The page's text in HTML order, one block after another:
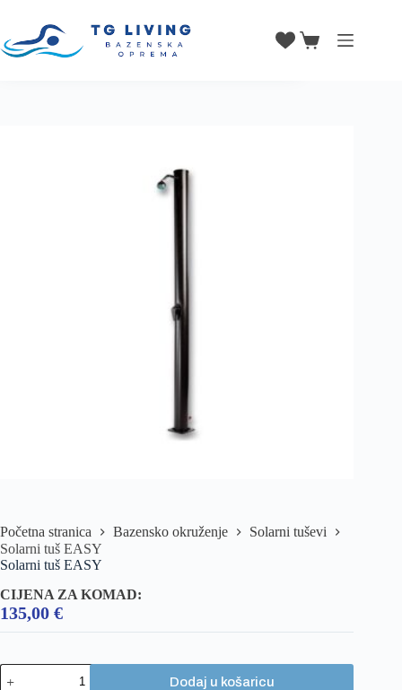
CIJENA ZA
KOMAD:
135,00
Dodaj u košaricu
Početna stranica Bazensko okruženje
Solarni tuševi
Solarni tuš EASY
Solarni tuš EASY
CIJENA ZA KOMAD:
135,00 €
Dodaj u košaricu